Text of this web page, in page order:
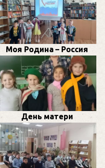
Моя Родина – Россия
День матери